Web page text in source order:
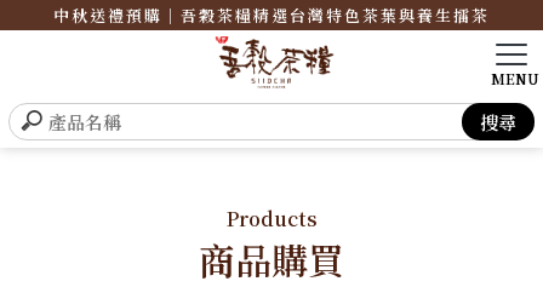
中秋送禮預購｜吾穀茶糧精選台灣特色茶葉與養生擂茶
Products
商品購買